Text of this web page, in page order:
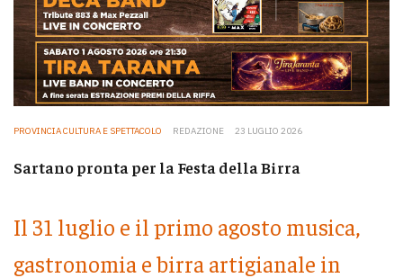
PROVINCIA CULTURA E SPETTACOLO REDAZIONE 23 LUGLIO 2026
Sartano pronta per la Festa della Birra
Il 31 luglio e il primo agosto musica,
gastronomia e birra artigianale in